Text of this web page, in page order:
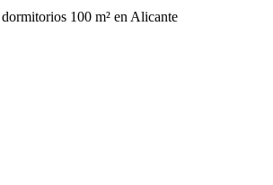
100 m² en Alicante